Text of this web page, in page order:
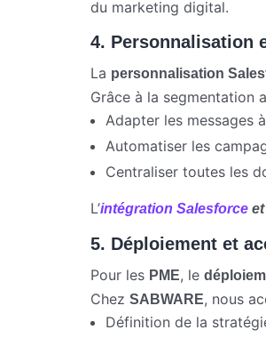
du marketing digital.
4. Personnalisation
La personnalisation
Grâce à la segmentation
Adapter les messages
Automatiser les
Centraliser toutes les
L’intégration Salesforce
5. Déploiement et
Pour les PME, le
Chez SABWARE, nous
Définition de la